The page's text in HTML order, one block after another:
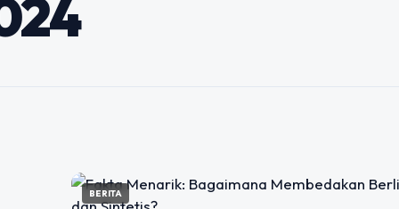
dan keanggunan. Bagi
BERITA